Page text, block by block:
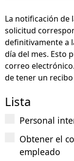
La notificación de
solicitud
definitivamente a
día del mes. Esto
correo
de tener un
Lista
Personal
Obtener el
empleado